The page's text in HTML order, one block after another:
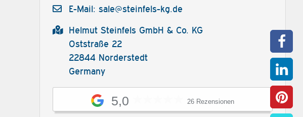
E-Mail:sale@steinfels-kg.de
Helmut Steinfels GmbH & Co. KG
Oststraße 22
22844 Norderstedt
Germany
5,0 26 Rezensionen